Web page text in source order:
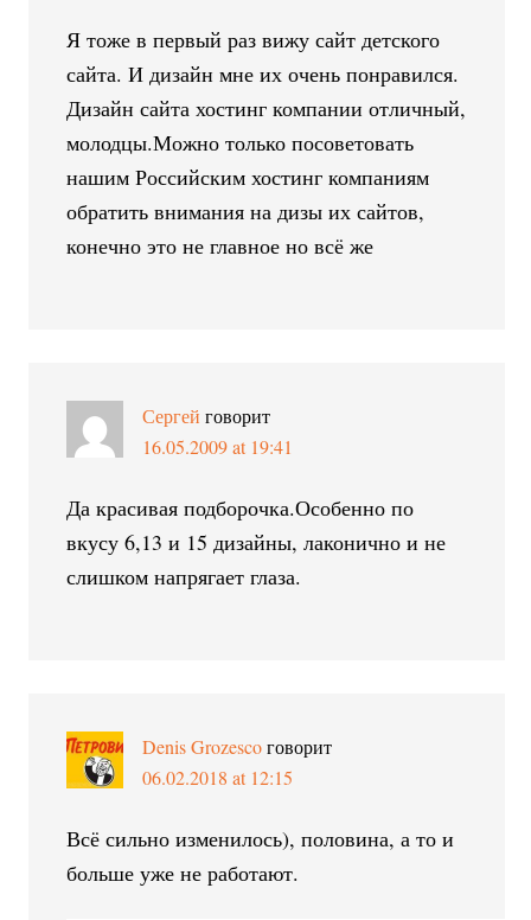
Я тоже в первый раз вижу сайт детского
сайта. И дизайн мне их очень понравился.
Дизайн сайта хостинг компании отличный,
молодцы.Можно только посоветовать
нашим Российским хостинг компаниям
обратить внимания на дизы их сайтов,
конечно это не главное но всё же
Сергей говорит
16.05.2009 at 19:41
Да красивая подборочка.Особенно по
вкусу 6,13 и 15 дизайны, лаконично и не
слишком напрягает глаза.
Denis Grozesco говорит
06.02.2018 at 12:15
Всё сильно изменилось), половина, а то и
больше уже не работают.